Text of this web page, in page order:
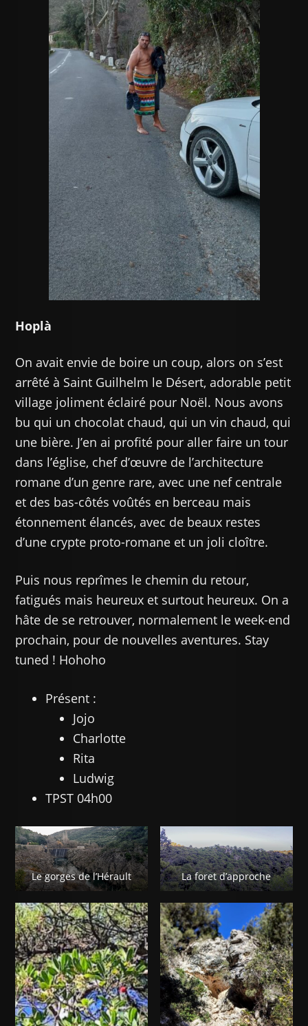
Hoplà
On avait envie de boire un coup, alors on s’est
arrêté à Saint Guilhelm le Désert, adorable petit
village joliment éclairé pour Noël. Nous avons
bu qui un chocolat chaud, qui un vin chaud, qui
une bière. J’en ai profité pour aller faire un tour
dans l’église, chef d’œuvre de l’architecture
romane d’un genre rare, avec une nef centrale
et des bas-côtés voûtés en berceau mais
étonnement élancés, avec de beaux restes
d’une crypte proto-romane et un joli cloître.
Puis nous reprîmes le chemin du retour,
fatigués mais heureux et surtout heureux. On a
hâte de se retrouver, normalement le week-end
prochain, pour de nouvelles aventures. Stay
tuned ! Hohoho
Présent :
Jojo
Charlotte
Rita
Ludwig
TPST 04h00
Le gorges de l’Hérault La foret d’approche